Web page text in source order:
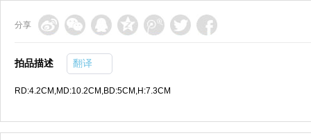
分享
拍品描述 翻译
RD:4.2CM,MD:10.2CM,BD:5CM,H:7.3CM